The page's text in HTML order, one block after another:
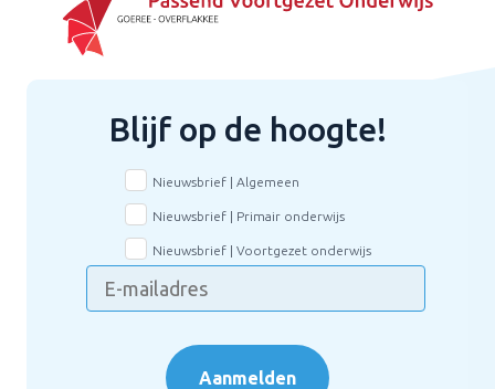
Blijf op de hoogte!
Aanmelden
Nieuwsbrief | Algemeen
Nieuwsbrief | Primair onderwijs
Nieuwsbrief | Voortgezet onderwijs